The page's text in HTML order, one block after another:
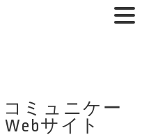
ミュニケー
サイト